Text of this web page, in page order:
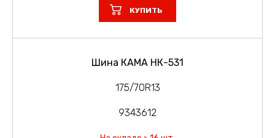
КУПИТЬ
Шина КАМА НК-531
175/70R13
9343612